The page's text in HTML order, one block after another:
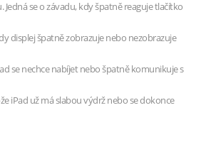
se o závadu, kdy špatně reaguje tlačítko
displej špatně zobrazuje nebo nezobrazuje
se nechce nabíjet nebo špatně komunikuje s
iPad už má slabou výdrž nebo se dokonce